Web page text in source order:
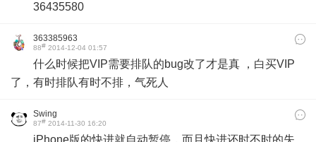
36435580
363385963
88# 2014-12-04 01:57
什么时候把VIP需要排队的bug改了才是真 ，白买VIP
了，有时排队有时不排，气死人
Swing
87# 2014-11-30 16:20
iPhone版的快进就自动暂停，而且快进还时不时的失